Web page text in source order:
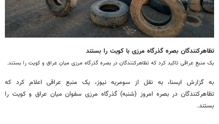
تظاهرکنندگان بصره گذرگاه مرزی با کویت را بستند
یک منبع عراقی تاکید کرد که تظاهرکنندگان در بصره گذرگاه مرزی میان عراق و کویت را بستند.
به گزارش ایسنا، به نقل از سومریه نیوز، یک منبع عراقی اعلام کرد که
تظاهرکنندگان در بصره امروز (شنبه) گذرگاه مرزی سفوان میان عراق و کویت را
بستند.